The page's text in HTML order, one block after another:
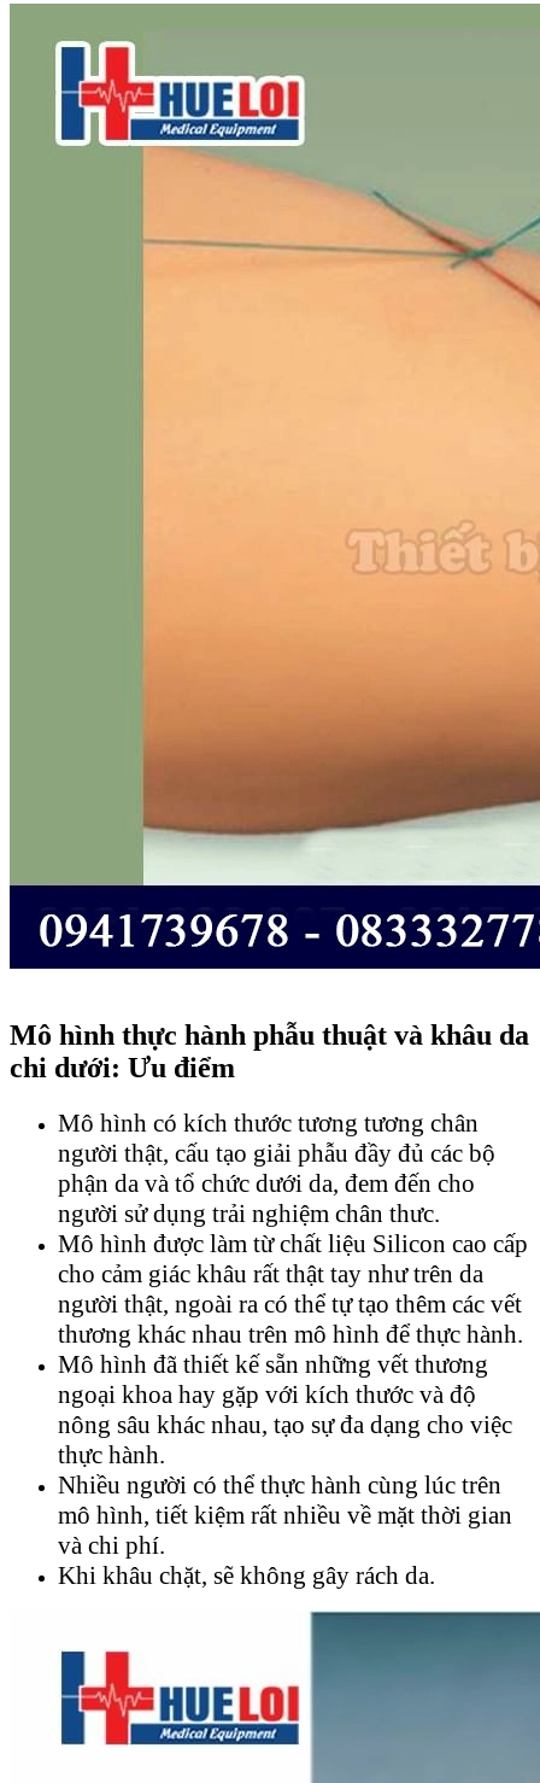
Mô hình thực hành phẫu thuật và khâu da
chi dưới: Ưu điểm
Mô hình có kích thước tương tương chân
người thật, cấu tạo giải phẫu đầy đủ các bộ
phận da và tổ chức dưới da, đem đến cho
người sử dụng trải nghiệm chân thưc.
Mô hình được làm từ chất liệu Silicon cao cấp
cho cảm giác khâu rất thật tay như trên da
người thật, ngoài ra có thể tự tạo thêm các vết
thương khác nhau trên mô hình để thực hành.
Mô hình đã thiết kế sẵn những vết thương
ngoại khoa hay gặp với kích thước và độ
nông sâu khác nhau, tạo sự đa dạng cho việc
thực hành.
Nhiều người có thể thực hành cùng lúc trên
mô hình, tiết kiệm rất nhiều về mặt thời gian
và chi phí.
Khi khâu chặt, sẽ không gây rách da.